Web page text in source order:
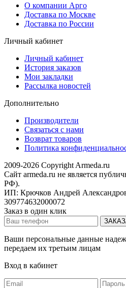
О компании Арго
Доставка по Москве
Доставка по России
Личный кабинет
Личный кабинет
История заказов
Мои закладки
Рассылка новостей
Дополнительно
Производители
Связаться с нами
Возврат товаров
Политика
2009-2026 Copyright Armeda.ru
Сайт armeda.ru не является
РФ).
ИП: Крючков Андрей
309774632000072
Заказ в один клик
Ваши персональные данные
передаем их третьим лицам
Вход в кабинет